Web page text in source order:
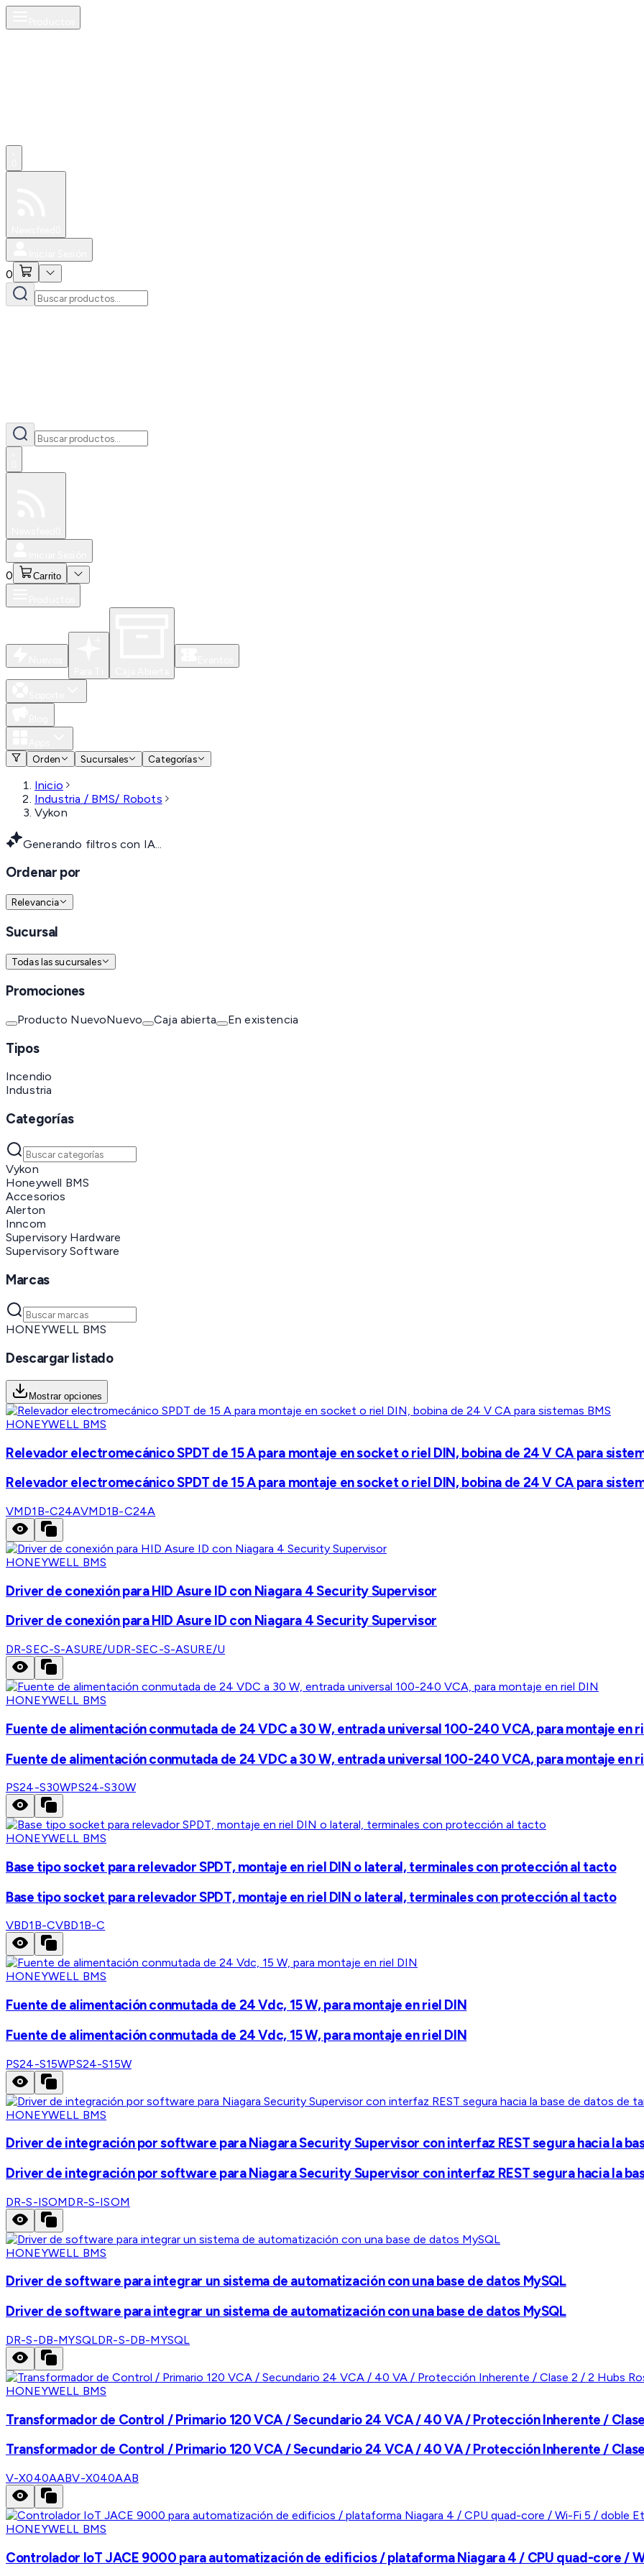
0
0 Carrito
Orden
Sucursales Categorías
Inicio
Industria / BMS/ Robots
Vykon
Generando filtros con IA...
Ordenar por
Relevancia
Sucursal
Todas las sucursales
Promociones
Producto NuevoNuevo Caja abierta En existencia
Tipos
Incendio
Industria
Categorías
Vykon
Honeywell BMS
Accesorios
Alerton
Inncom
Supervisory Hardware
Supervisory Software
Marcas
HONEYWELL BMS
Descargar listado
Mostrar opciones
HONEYWELL BMS
Relevador electromecánico SPDT de 15 A para montaje en socket o riel DIN, bobina de 24 V CA para
Relevador electromecánico SPDT de 15 A para montaje en socket o riel DIN, bobina de 24 V CA para
VMD1B-C24AVMD1B-C24A
HONEYWELL BMS
Driver de conexión para HID Asure ID con Niagara 4 Security Supervisor
Driver de conexión para HID Asure ID con Niagara 4 Security Supervisor
DR-SEC-S-ASURE/UDR-SEC-S-ASURE/U
HONEYWELL BMS
Fuente de alimentación conmutada de 24 VDC a 30 W, entrada universal 100-240 VCA, para montaje en
Fuente de alimentación conmutada de 24 VDC a 30 W, entrada universal 100-240 VCA, para montaje en
PS24-S30WPS24-S30W
HONEYWELL BMS
Base tipo socket para relevador SPDT, montaje en riel DIN o lateral, terminales con protección al tacto
Base tipo socket para relevador SPDT, montaje en riel DIN o lateral, terminales con protección al tacto
VBD1B-CVBD1B-C
HONEYWELL BMS
Fuente de alimentación conmutada de 24 Vdc, 15 W, para montaje en riel DIN
Fuente de alimentación conmutada de 24 Vdc, 15 W, para montaje en riel DIN
PS24-S15WPS24-S15W
HONEYWELL BMS
Driver de integración por software para Niagara Security Supervisor con interfaz REST segura hacia la
Driver de integración por software para Niagara Security Supervisor con interfaz REST segura hacia la
DR-S-ISOMDR-S-ISOM
HONEYWELL BMS
Driver de software para integrar un sistema de automatización con una base de datos MySQL
Driver de software para integrar un sistema de automatización con una base de datos MySQL
DR-S-DB-MYSQLDR-S-DB-MYSQL
HONEYWELL BMS
Transformador de Control / Primario 120 VCA / Secundario 24 VCA / 40 VA / Protección Inherente / Clase
Transformador de Control / Primario 120 VCA / Secundario 24 VCA / 40 VA / Protección Inherente / Clase
V-X040AABV-X040AAB
HONEYWELL BMS
Controlador IoT JACE 9000 para automatización de edificios / plataforma Niagara 4 / CPU quad-core /